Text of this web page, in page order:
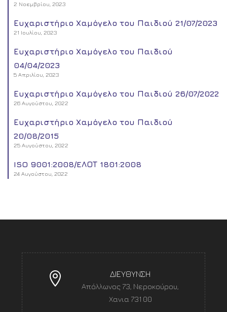
2 Νοεμβρίου, 2023
Ευχαριστήριο Χαμόγελο του Παιδιού 21/07/2023
21 Ιουλίου, 2023
Ευχαριστήριο Χαμόγελο του Παιδιού
04/04/2023
5 Απριλίου, 2023
Ευχαριστήριο Χαμόγελο του Παιδιού 26/07/2022
26 Αυγούστου, 2022
Ευχαριστήριο Χαμόγελο του Παιδιού
20/08/2015
25 Αυγούστου, 2022
ISO 9001:2008/EΛΟΤ 1801:2008
24 Αυγούστου, 2022
ΔΙΕΥΘΥΝΣΗ
Απόλλωνος 73, Νεροκούρου,
Χανια 731 00